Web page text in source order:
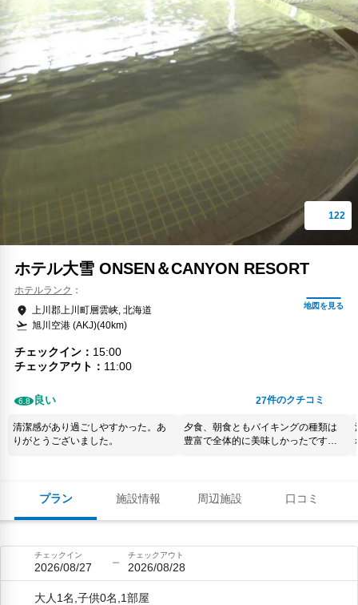
プラン 施設情報 周辺施設 口コミ
ホテル大雪 ONSEN＆CANYON RESORT
ホテルランク
上川郡上川町層雲峡, 北海道
旭川空港 (AKJ)(40km)
チェックイン
15:00
チェックアウト
11:00
6.8 良い 27件のクチコミ
清潔感があり過ごしやすかった。あ
りがとうございました。
夕食、朝食ともバイキングの種類は
豊富で全体的に美味しかったです。
を感じたのと、羽織りの内ポケット
が入っていて、感染対策などナーバ
ろうとガッカリしました。 両親を連
れての家族旅行だったので喜んでも
チェックイン
2026/08/27
チェックアウト
2026/08/28
大人1名,子供0名,1部屋